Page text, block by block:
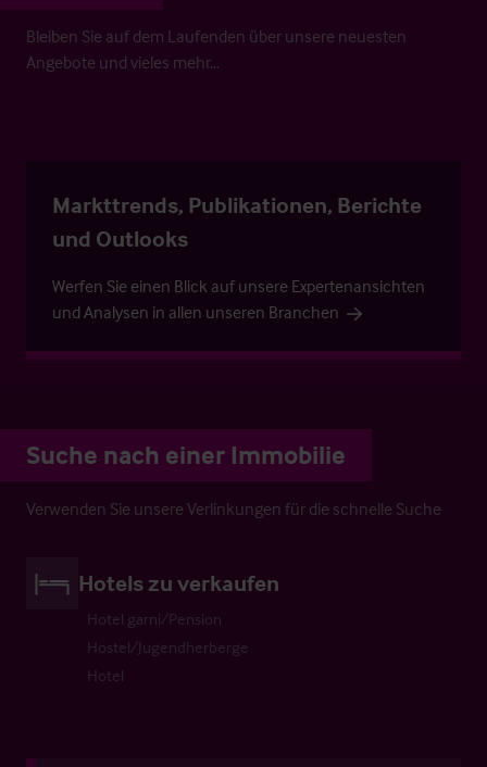
Bleiben Sie auf dem Laufenden über unsere neuesten
Angebote und vieles mehr…
Markttrends, Publikationen, Berichte
und Outlooks
Werfen Sie einen Blick auf unsere Expertenansichten
und Analysen in allen unseren Branchen
Suche nach einer Immobilie
Verwenden Sie unsere Verlinkungen für die schnelle Suche
Hotels zu verkaufen
Hotel garni/Pension
Hostel/Jugendherberge
Hotel